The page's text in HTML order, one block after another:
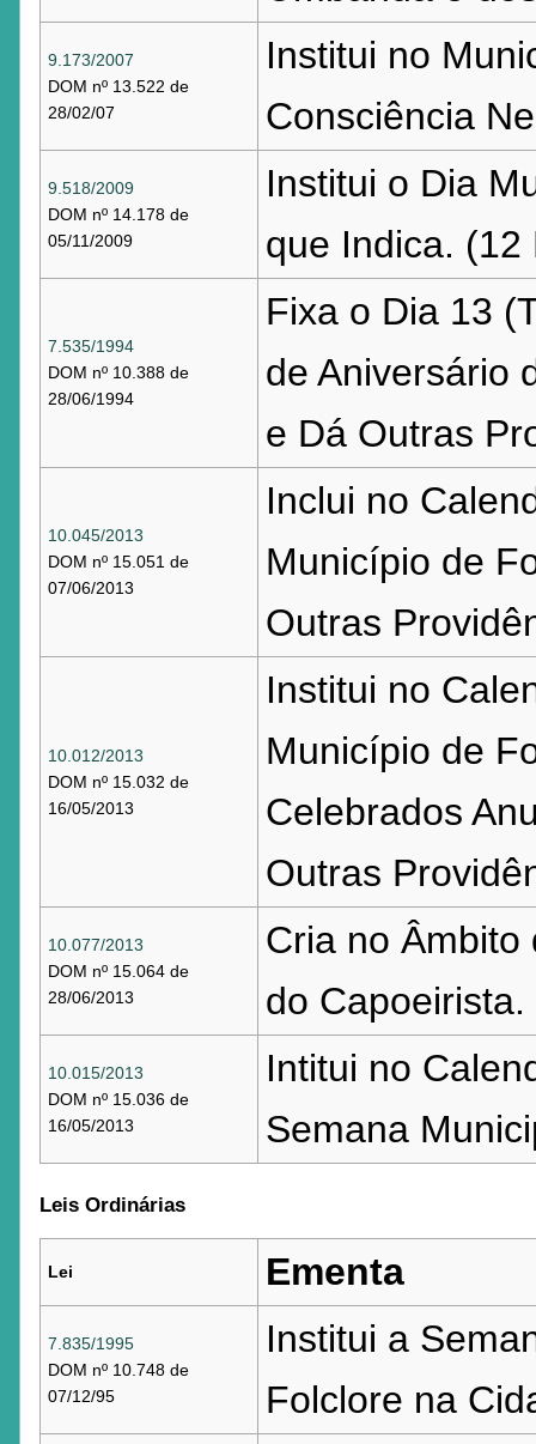
9.173/2007
DOM nº 13.522 de
28/02/07
Institui no
Consciência
9.518/2009
DOM nº 14.178 de
05/11/2009
Institui o Dia
que Indica. (12
7.535/1994
DOM nº 10.388 de
28/06/1994
Fixa o Dia 13
de Aniversário
e Dá Outras
10.045/2013
DOM nº 15.051 de
07/06/2013
Inclui no
Município de
Outras
10.012/2013
DOM nº 15.032 de
16/05/2013
Institui no
Município de
Celebrados
Outras
10.077/2013
DOM nº 15.064 de
28/06/2013
Cria no
do Capoeirista.
10.015/2013
DOM nº 15.036 de
16/05/2013
Intitui no
Semana
Leis Ordinárias
Lei Ementa
7.835/1995
DOM nº 10.748 de
07/12/95
Institui a
Folclore na